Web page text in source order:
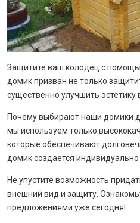
Защитите ваш колодец с
домик призван не только
существенно улучшить эстетику
Почему выбирают наши домики
мы используем только
которые обеспечивают
домик создается
Не упустите возможность
внешний вид и защиту.
предложениями уже сегодня!